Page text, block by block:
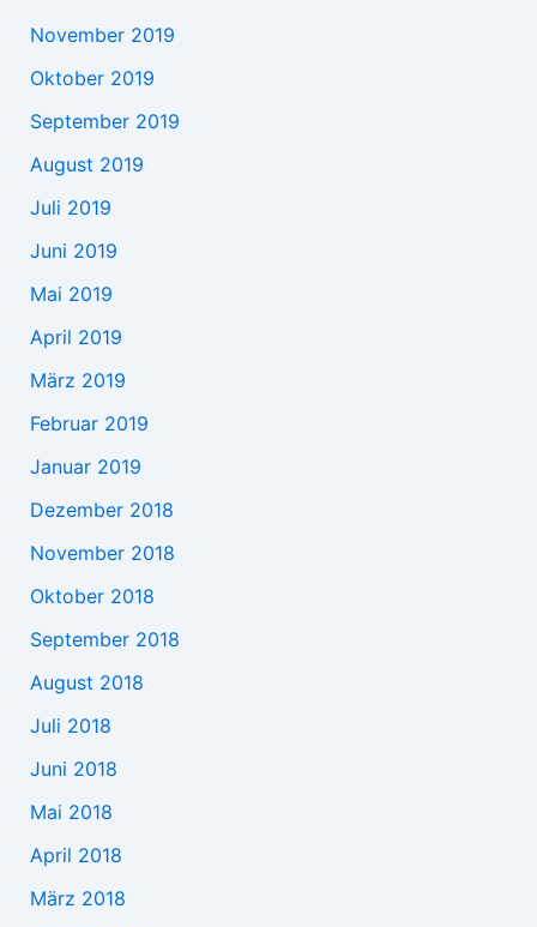
November 2019
Oktober 2019
September 2019
August 2019
Juli 2019
Juni 2019
Mai 2019
April 2019
März 2019
Februar 2019
Januar 2019
Dezember 2018
November 2018
Oktober 2018
September 2018
August 2018
Juli 2018
Juni 2018
Mai 2018
April 2018
März 2018